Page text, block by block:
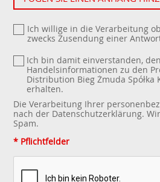
Ich willige in die Verarbeitung
zwecks Zusendung einer
Ich bin damit einverstanden,
Handelsinformationen zu den
Distribution Bieg Żmuda Spółka
erhalten.
Die Verarbeitung Ihrer
nach der Datenschutzerklärung.
Spam.
* Pflichtfelder